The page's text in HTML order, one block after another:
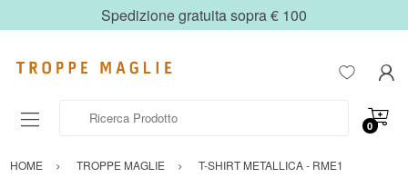
Spedizione gratuita sopra € 100
0
HOME TROPPE MAGLIE T-SHIRT METALLICA - RME1